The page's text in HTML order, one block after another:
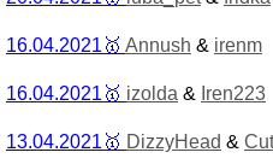
16.04.2021 🥇 Annush & irenm
16.04.2021 🥇 izolda & Iren223
13.04.2021 🥇 DizzyHead &